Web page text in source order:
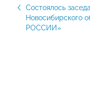
Состоялось
Новосибирского
РОССИИ»